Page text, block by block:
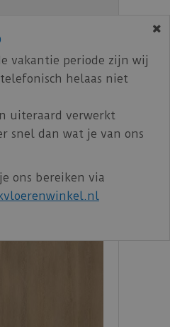
€ 57
vakantie periode zijn wij
telefonisch helaas niet
uiteraard verwerkt
snel dan wat je van ons
ons bereiken via